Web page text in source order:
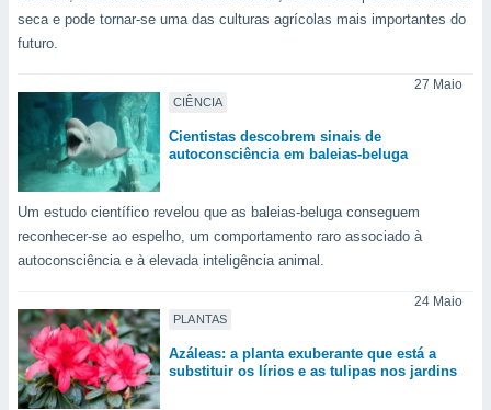
site
caso,
para
navegação
não
cookies
o
ou
Pode
seca e pode tornar-se uma das culturas agrícolas mais importantes do
futuro.
CIÊNCIA
27 Maio
Cientistas descobrem sinais de
autoconsciência em baleias-beluga
Um estudo científico revelou que as baleias-beluga conseguem
reconhecer-se ao espelho, um comportamento raro associado à
autoconsciência e à elevada inteligência animal.
PLANTAS
24 Maio
Azáleas: a planta exuberante que está a
substituir os lírios e as tulipas nos jardins